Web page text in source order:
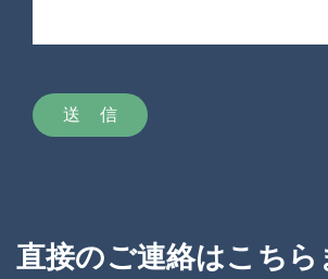
直接のご連絡はこちら